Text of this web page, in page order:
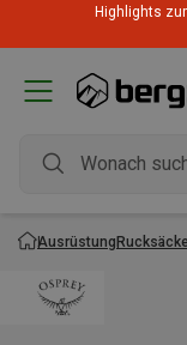
Highlights
Ausrüstung